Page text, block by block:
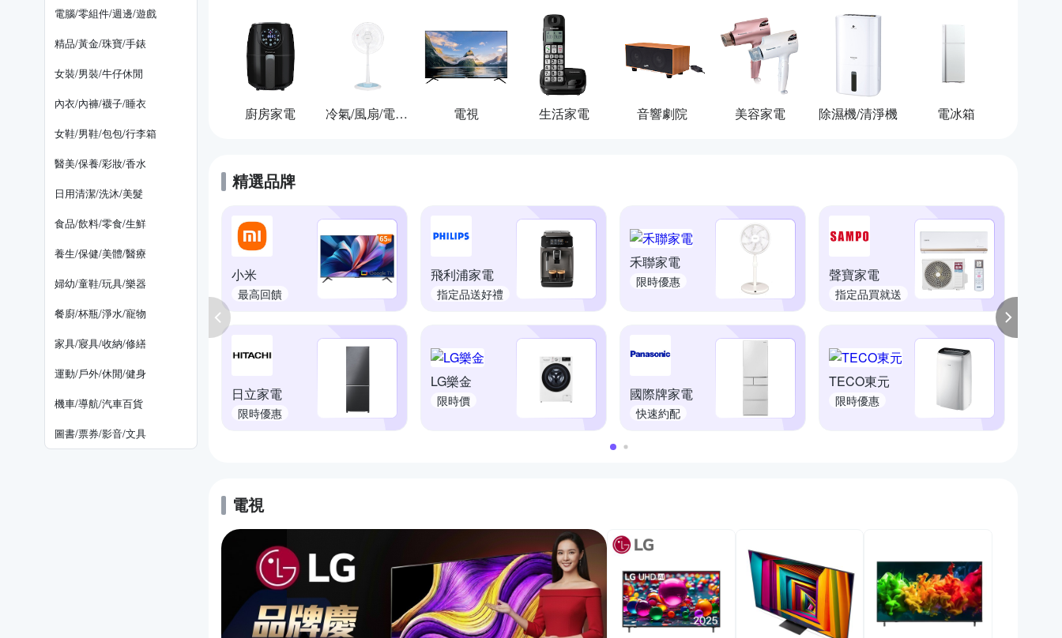
電腦/零組件/週邊/遊戲
精品/黃金/珠寶/手錶
女裝/男裝/牛仔休閒
內衣/內褲/襪子/睡衣
女鞋/男鞋/包包/行李箱
醫美/保養/彩妝/香水
日用清潔/洗沐/美髮
食品/飲料/零食/生鮮
養生/保健/美體/醫療
婦幼/童鞋/玩具/樂器
餐廚/杯瓶/淨水/寵物
家具/寢具/收納/修繕
運動/戶外/休閒/健身
機車/導航/汽車百貨
圖書/票券/影音/文具
廚房家電 冷氣/風扇/電暖器 電視 生活家電 音響劇院 美容家電 除濕機/清淨機 電冰箱
精選品牌
小米
最高回饋
飛利浦家電
指定品送好禮
禾聯家電
限時優惠 聲寶家電
指定品買就送
日立家電
限時優惠
LG樂金
限時價 國際牌家電
快速約配
TECO東元
限時優惠
電視的優惠推薦活動